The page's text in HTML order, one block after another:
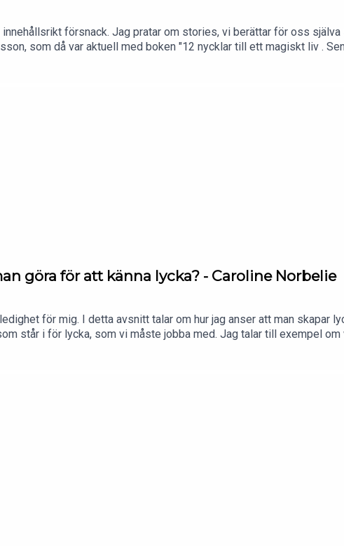
försnack. Jag pratar om stories, vi berättar för oss
som då var aktuell med boken "12 nycklar till ett magiskt liv .
det andliga området, och den resan har inte bara varit enkel. Kajsa
framgångsrik författare krävde mycket av henne. I boken delar
lyssnar ifrån.Jag nämner ett podd i avsnittet med Tyra Brach som
tara-brach
göra för att känna lycka? - Caroline Norbelie
för mig. I detta avsnitt talar om hur jag anser att man skapar
står i för lycka, som vi måste jobba med. Jag talar till exempel
ditt ego. Jag anser att vi behöver arbeta med oss själva för att
Lämna gärna en recension på appen du lyssnar ifrån.Eller skriv